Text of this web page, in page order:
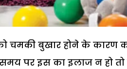
को चमकी बुखार होने के कारण
पर इस का इलाज न हो तो